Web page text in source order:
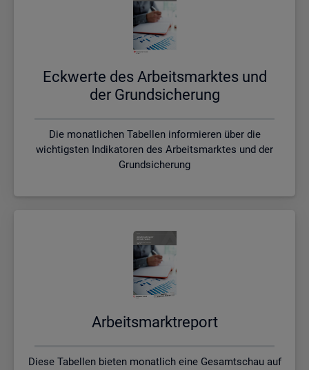
Eck­wer­te des Ar­beits­mark­tes und
der Grund­si­che­rung
Die monatlichen Tabellen informieren über die
wichtigsten Indikatoren des Arbeitsmarktes und der
Grundsicherung
Ar­beits­markt­re­port
Diese Tabellen bieten monatlich eine Gesamtschau auf